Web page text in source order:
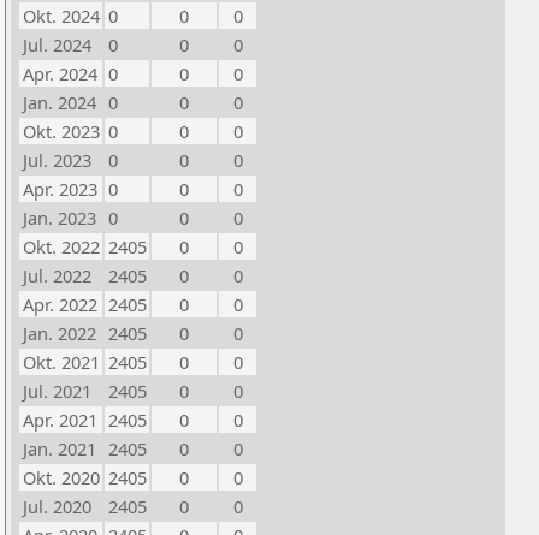
Okt. 2024 0 0
0
Jul. 2024
0 0
0
Apr. 2024 0 0
0
Jan. 2024 0 0
0
Okt. 2023 0 0
0
Jul. 2023
0 0
0
Apr. 2023 0 0
0
Jan. 2023 0 0
0
Okt. 2022 2405 0
0
Jul. 2022
2405 0
0
Apr. 2022 2405 0
0
Jan. 2022 2405 0
0
Okt. 2021 2405 0
0
Jul. 2021
2405 0
0
Apr. 2021 2405 0
0
Jan. 2021 2405 0
0
Okt. 2020 2405 0
0
Jul. 2020
2405 0
0